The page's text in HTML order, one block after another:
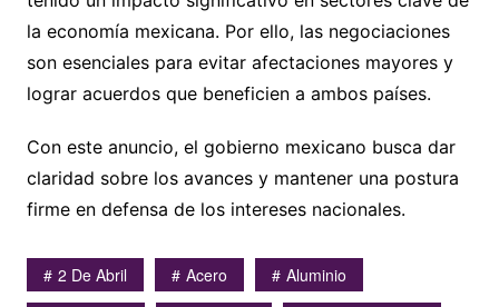
la economía mexicana. Por ello, las negociaciones
son esenciales para evitar afectaciones mayores y
lograr acuerdos que beneficien a ambos países.
Con este anuncio, el gobierno mexicano busca dar
claridad sobre los avances y mantener una postura
firme en defensa de los intereses nacionales.
2 De Abril Acero
Aluminio